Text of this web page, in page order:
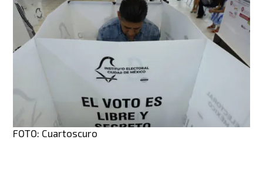
FOTO: Cuartoscuro